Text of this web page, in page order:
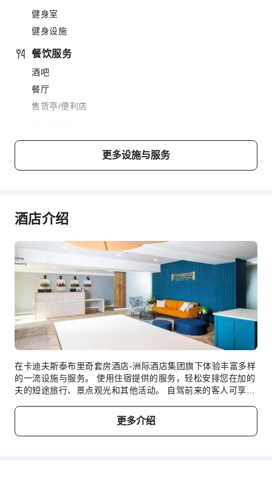
健身室
健身设施
餐饮服务
酒吧
餐厅
售货亭/便利店
交通服务
清洁服务
熨衣服务
洗衣服务
公共区域设施
公用区wifi
共用厨房
自动售货机
电梯
礼品店
停车场
展开全部
更多设施与服务
酒店介绍
在卡迪夫斯泰布里奇套房酒店-洲际酒店集团旗下体验丰富多样
的一流设施与服务。 使用住宿提供的服务，轻松安排您在加的
夫的短途旅行、景点观光和其他活动。 自驾前来的客人可享受
票或预订附近的热门演出和活动。忘带小物品，不是大问题！
只需前往便利店，即可购买所需物品。出于健康考虑，整个住
宿范围内严禁吸烟。在卡迪夫斯泰布里奇套房酒店-洲际酒店集
更多介绍